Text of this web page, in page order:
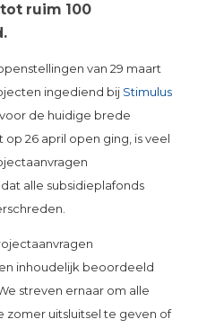
ruim 100
van 29 maart
ingediend bij Stimulus
de huidige brede
26 april open ging, is veel
alle subsidieplafonds
inhoudelijk beoordeeld
streven ernaar om alle
zomer uitsluitsel te geven of